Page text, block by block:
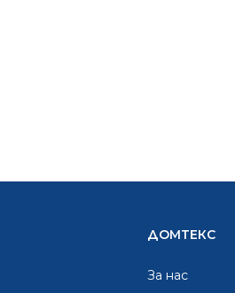
ДОМТЕКС
За нас